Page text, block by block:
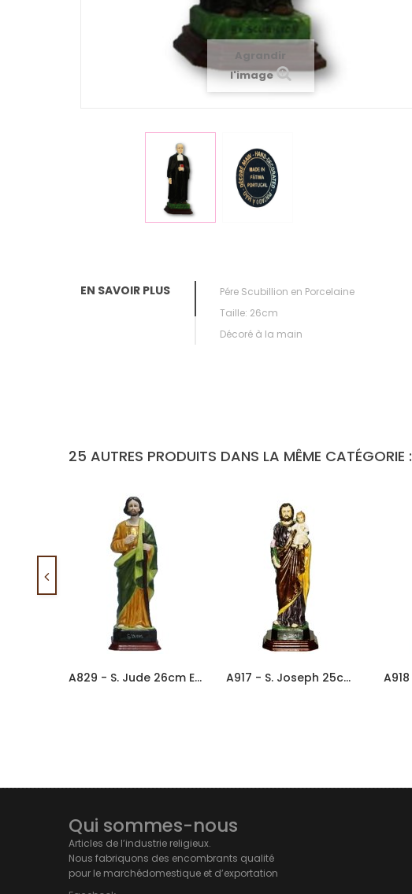
Agrandir
l'image
EN SAVOIR PLUS
Pére Scubillion en Porcelaine
Taille: 26cm
Décoré à la main
25 AUTRES PRODUITS DANS LA MÊME CATÉGORIE :
A829 - S. Jude 26cm En Porcelaine A917 - S. Joseph 25cm En Porcelaine
Qui sommes-nous
Articles de l’industrie religieux.
Nous fabriquons des encombrants qualité
pour le marchédomestique et d’exportation